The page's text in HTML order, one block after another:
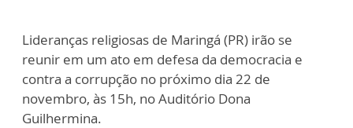
Lideranças religiosas de Maringá (PR) irão se
reunir em um ato em defesa da democracia e
contra a corrupção no próximo dia 22 de
novembro, às 15h, no Auditório Dona
Guilhermina.